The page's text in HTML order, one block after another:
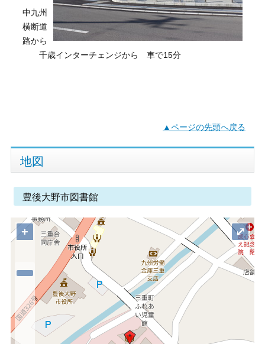
中九州
横断道
路から
千歳インターチェンジから 車で15分
▲ページの先頭へ戻る
地図
豊後大野市図書館
+ ⤢